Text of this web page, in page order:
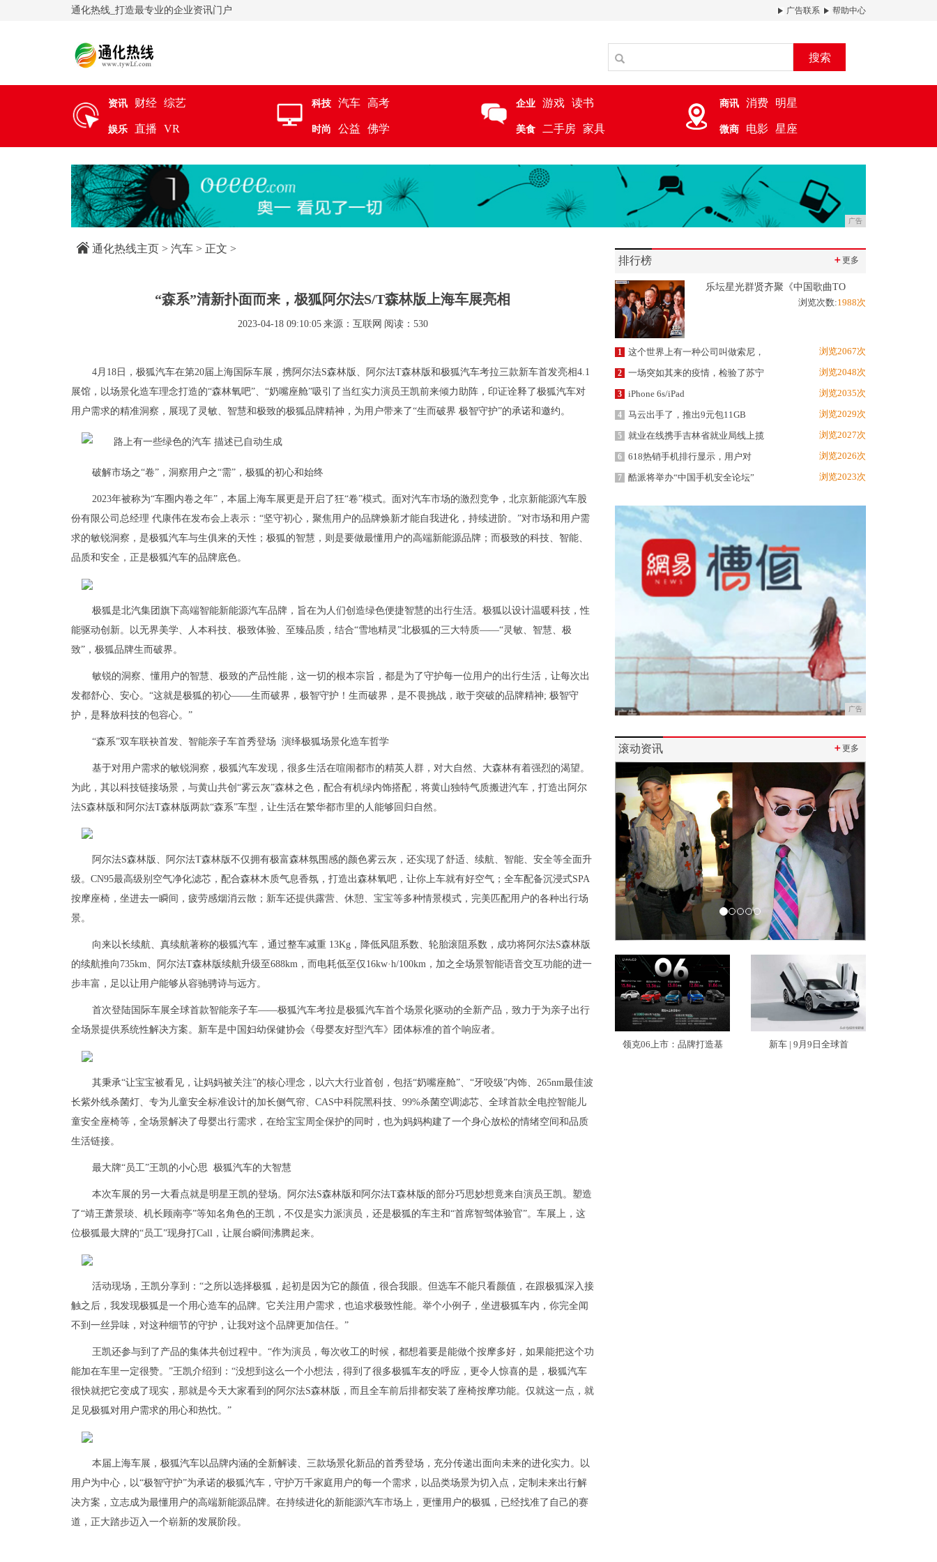
通化热线_打造最专业的企业资讯门户 广告联系 帮助中心
搜索
资讯 财经 综艺
娱乐 直播 VR
科技 汽车 高考
时尚 公益 佛学
企业 游戏 读书
美食 二手房 家具
商讯 消费 明星
微商 电影 星座
广告
通化热线主页 > 汽车 > 正文 >
“森系”清新扑面而来，极狐阿尔法S/T森林版上海车展亮相
2023-04-18 09:10:05 来源：互联网 阅读：530
4月18日，极狐汽车在第20届上海国际车展，携阿尔法S森林版、阿尔法T森林版和极狐汽车考拉三款新车首发亮相4.1
展馆，以场景化造车理念打造的“森林氧吧”、“奶嘴座舱”吸引了当红实力演员王凯前来倾力助阵，印证诠释了极狐汽车对
用户需求的精准洞察，展现了灵敏、智慧和极致的极狐品牌精神，为用户带来了“生而破界 极智守护”的承诺和邀约。
破解市场之“卷”，洞察用户之“需”，极狐的初心和始终
2023年被称为“车圈内卷之年”，本届上海车展更是开启了狂“卷”模式。面对汽车市场的激烈竞争，北京新能源汽车股
份有限公司总经理 代康伟在发布会上表示：“坚守初心，聚焦用户的品牌焕新才能自我进化，持续进阶。”对市场和用户需
求的敏锐洞察，是极狐汽车与生俱来的天性；极狐的智慧，则是要做最懂用户的高端新能源品牌；而极致的科技、智能、
品质和安全，正是极狐汽车的品牌底色。
极狐是北汽集团旗下高端智能新能源汽车品牌，旨在为人们创造绿色便捷智慧的出行生活。极狐以设计温暖科技，性
能驱动创新。以无界美学、人本科技、极致体验、至臻品质，结合“雪地精灵”北极狐的三大特质——“灵敏、智慧、极
致”，极狐品牌生而破界。
敏锐的洞察、懂用户的智慧、极致的产品性能，这一切的根本宗旨，都是为了守护每一位用户的出行生活，让每次出
发都舒心、安心。“这就是极狐的初心——生而破界，极智守护！生而破界，是不畏挑战，敢于突破的品牌精神; 极智守
护，是释放科技的包容心。”
“森系”双车联袂首发、智能亲子车首秀登场 演绎极狐场景化造车哲学
基于对用户需求的敏锐洞察，极狐汽车发现，很多生活在喧闹都市的精英人群，对大自然、大森林有着强烈的渴望。
为此，其以科技链接场景，与黄山共创“雾云灰”森林之色，配合有机绿内饰搭配，将黄山独特气质搬进汽车，打造出阿尔
法S森林版和阿尔法T森林版两款“森系”车型，让生活在繁华都市里的人能够回归自然。
阿尔法S森林版、阿尔法T森林版不仅拥有极富森林氛围感的颜色雾云灰，还实现了舒适、续航、智能、安全等全面升
级。CN95最高级别空气净化滤芯，配合森林木质气息香氛，打造出森林氧吧，让你上车就有好空气；全车配备沉浸式SPA
按摩座椅，坐进去一瞬间，疲劳感烟消云散；新车还提供露营、休憩、宝宝等多种情景模式，完美匹配用户的各种出行场
景。
向来以长续航、真续航著称的极狐汽车，通过整车减重 13Kg，降低风阻系数、轮胎滚阻系数，成功将阿尔法S森林版
的续航推向735km、阿尔法T森林版续航升级至688km，而电耗低至仅16kw·h/100km，加之全场景智能语音交互功能的进一
步丰富，足以让用户能够从容驰骋诗与远方。
首次登陆国际车展全球首款智能亲子车——极狐汽车考拉是极狐汽车首个场景化驱动的全新产品，致力于为亲子出行
全场景提供系统性解决方案。新车是中国妇幼保健协会《母婴友好型汽车》团体标准的首个响应者。
其秉承“让宝宝被看见，让妈妈被关注”的核心理念，以六大行业首创，包括“奶嘴座舱”、“牙咬级”内饰、265nm最佳波
长紫外线杀菌灯、专为儿童安全标准设计的加长侧气帘、CAS中科院黑科技、99%杀菌空调滤芯、全球首款全电控智能儿
童安全座椅等，全场景解决了母婴出行需求，在给宝宝周全保护的同时，也为妈妈构建了一个身心放松的情绪空间和品质
生活链接。
最大牌“员工”王凯的小心思 极狐汽车的大智慧
本次车展的另一大看点就是明星王凯的登场。阿尔法S森林版和阿尔法T森林版的部分巧思妙想竟来自演员王凯。塑造
了“靖王萧景琰、机长顾南亭”等知名角色的王凯，不仅是实力派演员，还是极狐的车主和“首席智驾体验官”。车展上，这
位极狐最大牌的“员工”现身打Call，让展台瞬间沸腾起来。
活动现场，王凯分享到：“之所以选择极狐，起初是因为它的颜值，很合我眼。但选车不能只看颜值，在跟极狐深入接
触之后，我发现极狐是一个用心造车的品牌。它关注用户需求，也追求极致性能。举个小例子，坐进极狐车内，你完全闻
不到一丝异味，对这种细节的守护，让我对这个品牌更加信任。”
王凯还参与到了产品的集体共创过程中。“作为演员，每次收工的时候，都想着要是能做个按摩多好，如果能把这个功
能加在车里一定很赞。”王凯介绍到：“没想到这么一个小想法，得到了很多极狐车友的呼应，更令人惊喜的是，极狐汽车
很快就把它变成了现实，那就是今天大家看到的阿尔法S森林版，而且全车前后排都安装了座椅按摩功能。仅就这一点，就
足见极狐对用户需求的用心和热忱。”
本届上海车展，极狐汽车以品牌内涵的全新解读、三款场景化新品的首秀登场，充分传递出面向未来的进化实力。以
用户为中心，以“极智守护”为承诺的极狐汽车，守护万千家庭用户的每一个需求，以品类场景为切入点，定制未来出行解
决方案，立志成为最懂用户的高端新能源品牌。在持续进化的新能源汽车市场上，更懂用户的极狐，已经找准了自己的赛
道，正大踏步迈入一个崭新的发展阶段。
排行榜 ＋更多
乐坛星光群贤齐聚《中国歌曲TO
浏览次数:1988次
1 这个世界上有一种公司叫做索尼， 浏览2067次
2 一场突如其来的疫情，检验了苏宁 浏览2048次
3 iPhone 6s/iPad 浏览2035次
4 马云出手了，推出9元包11GB 浏览2029次
5 就业在线携手吉林省就业局线上揽 浏览2027次
6 618热销手机排行显示，用户对 浏览2026次
7 酷派将举办“中国手机安全论坛” 浏览2023次
广告
滚动资讯 ＋更多
Previous Next
领克06上市：品牌打造基 新车 | 9月9日全球首